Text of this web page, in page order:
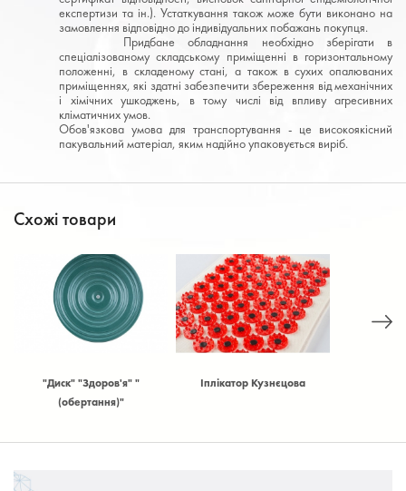
експертизи та ін.). Устаткування також може бути виконано на
замовлення відповідно до індивідуальних побажань покупця.
Придбане обладнання необхідно зберігати в
спеціалізованому складському приміщенні в горизонтальному
положенні, в складеному стані, а також в сухих опалюваних
приміщеннях, які здатні забезпечити збереження від механічних
і хімічних ушкоджень, в тому числі від впливу агресивних
кліматичних умов.
Обов'язкова умова для транспортування - це високоякісний
пакувальний матеріал, яким надійно упаковується виріб.
Схожі товари
Іплікатор Кузнєцова
Антена волейбольна з